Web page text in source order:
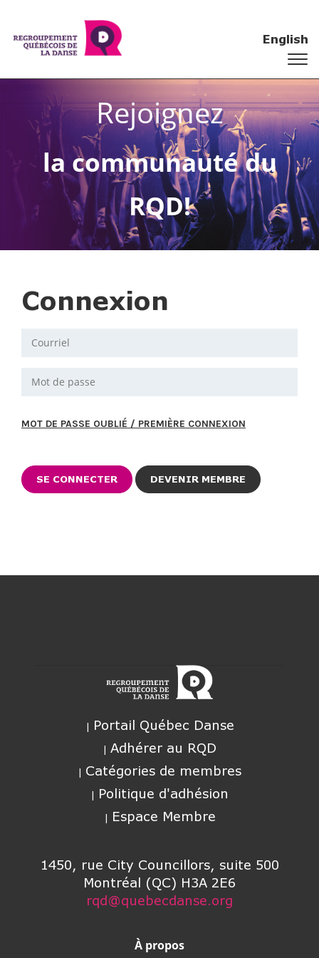
English
Rejoignez
la communauté du
RQD!
Connexion
MOT DE PASSE OUBLIÉ / PREMIÈRE CONNEXION
DEVENIR MEMBRE
Portail Québec Danse
Adhérer au RQD
Catégories de membres
Politique d'adhésion
Espace Membre
1450, rue City Councillors, suite 500
Montréal (QC) H3A 2E6
rqd@quebecdanse.org
À propos